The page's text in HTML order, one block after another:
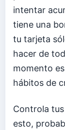
intentar
tiene una
tu tarjeta
hacer de
momento
hábitos de
Controla
esto,